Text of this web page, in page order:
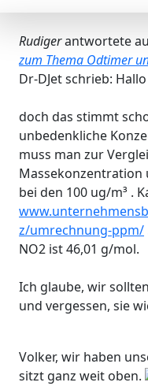
Rudigerantwortete
zum Thema Odtimer
Dr-DJet schrieb:
doch das stimmt
unbedenkliche
muss man zur
Massekonzentration
bei den 100 ug/m³ .
z/umrechnung-ppm/
NO2 ist 46,01 g/mol.
Ich glaube, wir
und vergessen, sie
Volker, wir haben
sitzt ganz weit oben.